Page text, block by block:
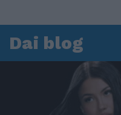
Dai blog